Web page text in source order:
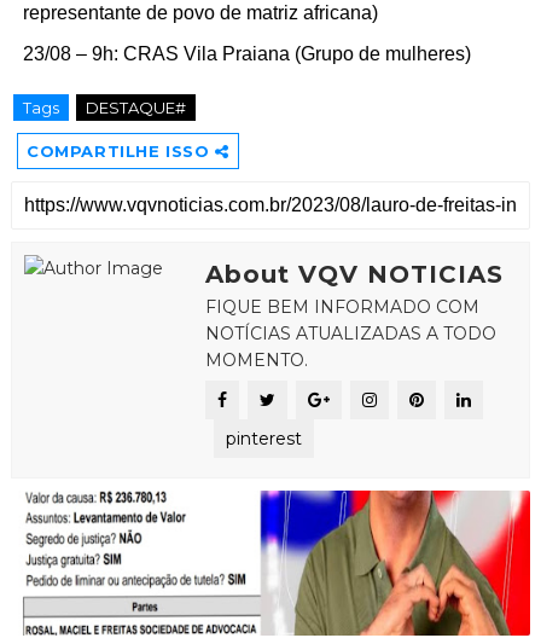
representante de povo de matriz africana)
23/08 – 9h: CRAS Vila Praiana (Grupo de mulheres)
Tags DESTAQUE#
COMPARTILHE ISSO
About VQV NOTICIAS
FIQUE BEM INFORMADO COM
NOTÍCIAS ATUALIZADAS A TODO
MOMENTO.
pinterest